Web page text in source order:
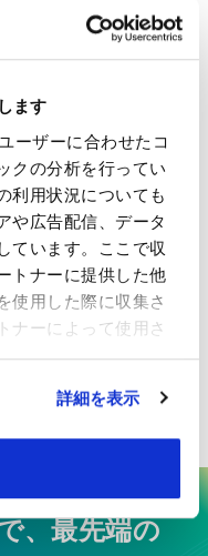
ます
ーザーに合わせたコ
クの分析を行ってい
利用状況についても
や広告配信、データ
ています。ここで収
トナーに提供した他
使用した際に収集さ
ナーによって使用さ
詳細を表示
で注意点はあり
本条件の設定には配
を教えてくださ
により条件が異なり
、最先端の